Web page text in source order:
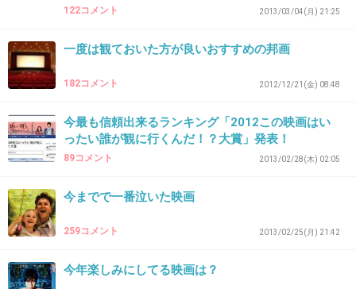
-6
32. 匿名2012/12/02(日) 23:28:29
全く意味がわからない
-7
33. 匿名2012/12/02(日) 23:48:07
漫画読んだこと無かったけど話題になってたの
122コメント 2013/03/04(月) 21:25
一度は観ておいた方が良いおすすめの邦画
182コメント 2012/12/21(金) 08:48
今最も信頼出来るランキング「2012この映画はい
ったい誰が観に行くんだ！？大賞」発表！
89コメント 2013/02/28(木) 02:05
今までで一番泣いた映画
259コメント 2013/02/25(月) 21:42
今年楽しみにしてる映画は？